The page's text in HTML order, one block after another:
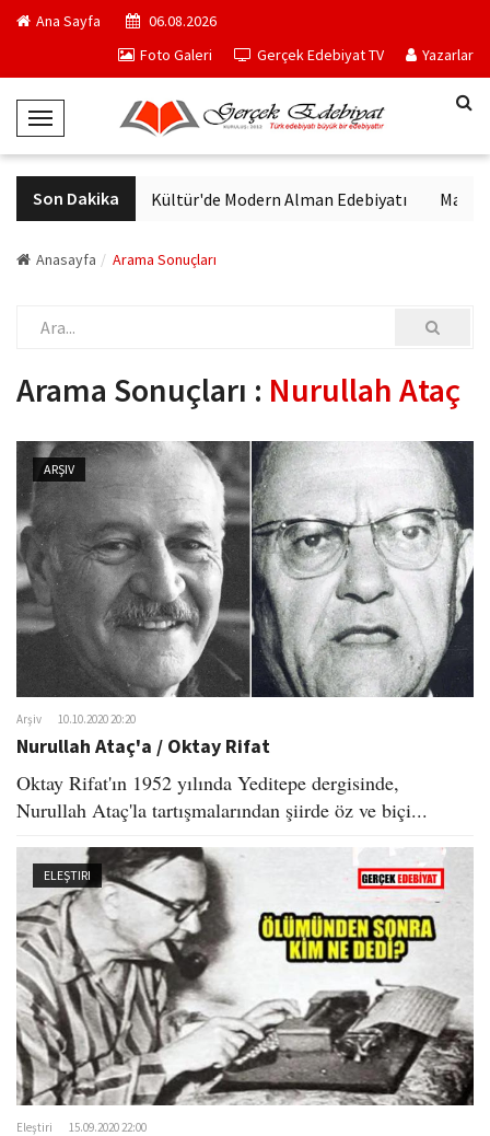
Ana Sayfa
06.08.2026
Foto Galeri
Gerçek Edebiyat TV Yazarlar
T
o
g
g
e
v
g
t
i
o
n
Son Dakika
VakıfBank Kültür'de Modern Alman Edebiyatı
Anasayfa Arama Sonuçları
Arama Sonuçları : Nurullah Ataç
ARŞIV
Arşiv 10.10.2020 20:20
Nurullah Ataç'a / Oktay Rifat
Oktay Rifat'ın 1952 yılında Yeditepe dergisinde,
Nurullah Ataç'la tartışmalarından şiirde öz ve biçi...
ELEŞTIRI
Eleştiri 15.09.2020 22:00